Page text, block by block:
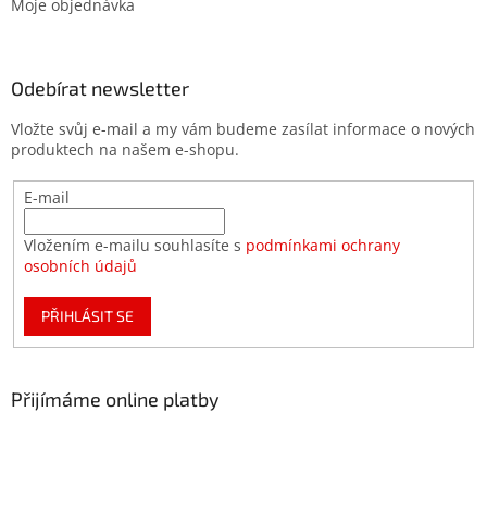
Moje objednávka
Odebírat newsletter
Vložte svůj e-mail a my vám budeme zasílat informace o nových
produktech na našem e-shopu.
E-mail
Vložením e-mailu souhlasíte s podmínkami ochrany
osobních údajů
PŘIHLÁSIT SE
Přijímáme online platby